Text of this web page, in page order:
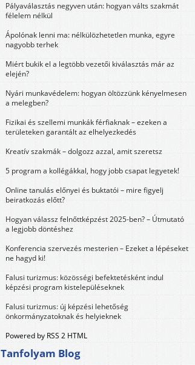
Pályaválasztás negyven után: hogyan válts szakmát
félelem nélkül
Ápolónak lenni ma: nélkülözhetetlen munka, egyre
nagyobb terhek
Miért bukik el a legtöbb vezetői kiválasztás már az
elején?
Nyári munkavédelem: hogyan öltözzünk kényelmesen
a melegben?
Fizikai és szellemi munkák férfiaknak – ezeken a
területeken garantált az elhelyezkedés
Kreatív szakmák – dolgozz azzal, amit szeretsz
5 program a kollégákkal, hogy jobb csapat legyetek!
Online tanulás előnyei és buktatói – mire figyelj
beiratkozás előtt?
Hogyan válassz felnőttképzést 2025-ben? – Útmutató
a legjobb döntéshez
Konferencia szervezés mesterien – Ezeket a lépéseket
ne hagyd ki!
Falusi turizmus: közösségi befektetésként indul
képzési program kistelepüléseknek
Falusi turizmus: új képzési lehetőség
önkormányzatoknak és helyieknek
Powered by RSS 2 HTML
Tanfolyam Blog